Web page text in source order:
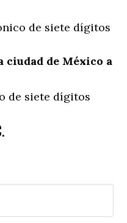
de siete dígitos
ciudad de México a
de siete dígitos